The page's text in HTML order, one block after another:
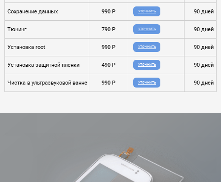
Сохранение данных 990 P УТОЧНИТЬ 90 дней
Тюнинг 790 P УТОЧНИТЬ 90 дней
Установка root 990 P УТОЧНИТЬ 90 дней
Установка защитной пленки 490 P УТОЧНИТЬ 90 дней
Чистка в ультразвуковой ванне 990 P УТОЧНИТЬ 90 дней